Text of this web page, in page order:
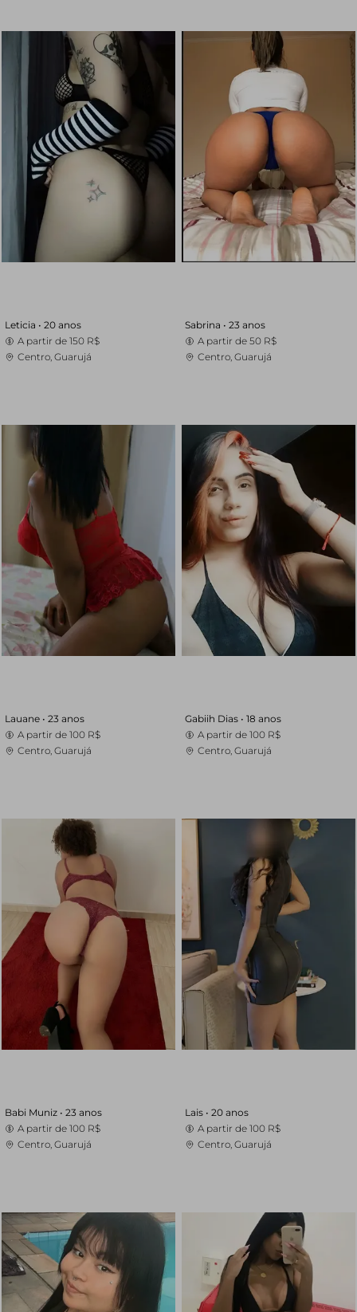
Leticia • 20 anos
A partir de 150 R$
Centro, Guarujá
Sabrina • 23 anos
A partir de 50 R$
Centro, Guarujá
Lauane • 23 anos
A partir de 100 R$
Centro, Guarujá
Gabiih Dias • 18 anos
A partir de 100 R$
Centro, Guarujá
Babi Muniz • 23 anos
A partir de 100 R$
Centro, Guarujá
Lais • 20 anos
A partir de 100 R$
Centro, Guarujá